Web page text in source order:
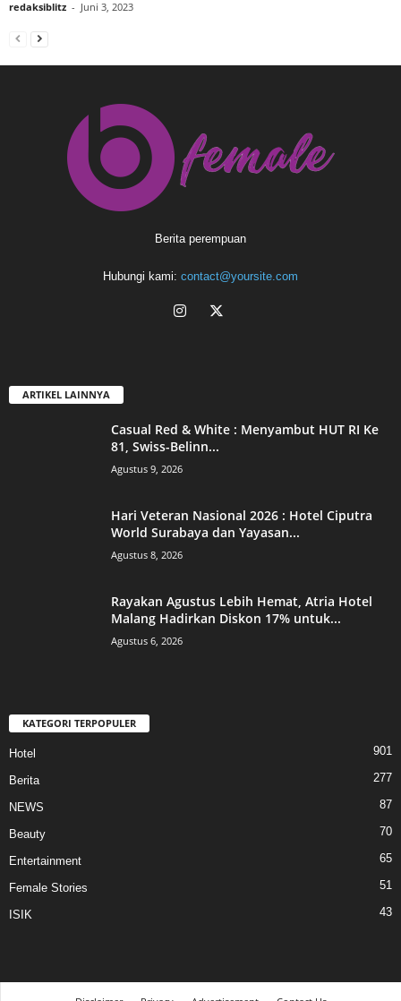
redaksiblitz - Juni 3, 2023
Berita perempuan
Hubungi kami: contact@yoursite.com
ARTIKEL LAINNYA
Casual Red & White : Menyambut HUT RI Ke
81, Swiss-Belinn...
Agustus 9, 2026
Hari Veteran Nasional 2026 : Hotel Ciputra
World Surabaya dan Yayasan...
Agustus 8, 2026
Rayakan Agustus Lebih Hemat, Atria Hotel
Malang Hadirkan Diskon 17% untuk...
Agustus 6, 2026
KATEGORI TERPOPULER
Hotel 901
Berita 277
NEWS 87
Beauty 70
Entertainment 65
Female Stories 51
ISIK 43